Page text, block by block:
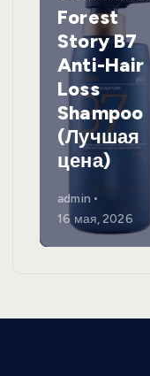
Forest
Story B7
Anti-Hair
Loss
Shampoo
(Лучшая
цена)
admin
16 мая, 2026